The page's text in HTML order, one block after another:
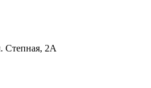
Степная, 2А